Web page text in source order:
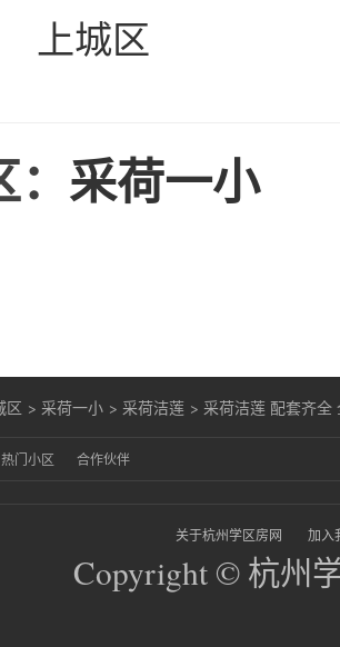
上城区
采荷一小
区 > 采荷一小 > 采荷洁莲 > 采荷洁莲 配套齐全
热门小区 合作伙伴
关于杭州学区房网 加入
Copyright © 杭州